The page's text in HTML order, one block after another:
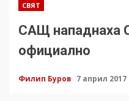
СВЯТ
САЩ нападнаха
официално
Филип Буров 7 април 2017